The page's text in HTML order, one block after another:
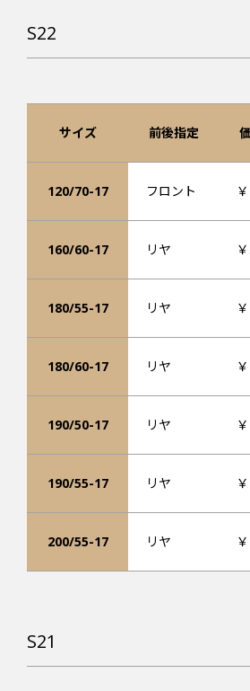
S22
サイズ 前後指定
120/70-17 フロント
160/60-17 リヤ
180/55-17 リヤ
180/60-17 リヤ
190/50-17 リヤ
190/55-17 リヤ
200/55-17 リヤ
S21